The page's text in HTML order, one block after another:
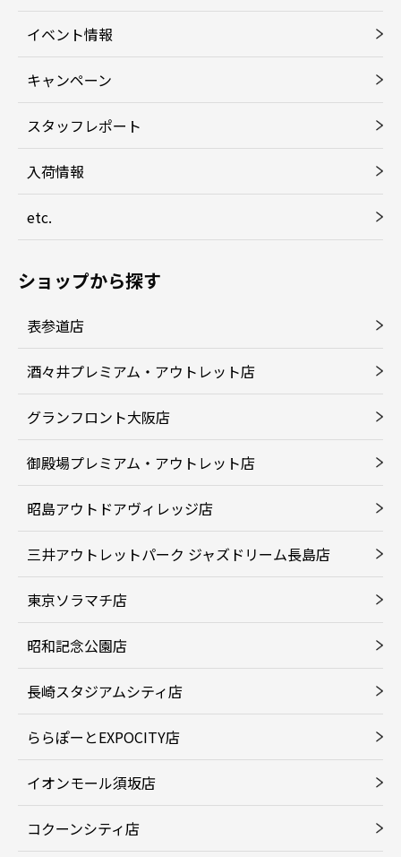
イベント情報
キャンペーン
スタッフレポート
入荷情報
etc.
ショップから探す
表参道店
酒々井プレミアム・アウトレット店
グランフロント大阪店
御殿場プレミアム・アウトレット店
昭島アウトドアヴィレッジ店
三井アウトレットパーク ジャズドリーム長島店
東京ソラマチ店
昭和記念公園店
長崎スタジアムシティ店
ららぽーとEXPOCITY店
イオンモール須坂店
コクーンシティ店